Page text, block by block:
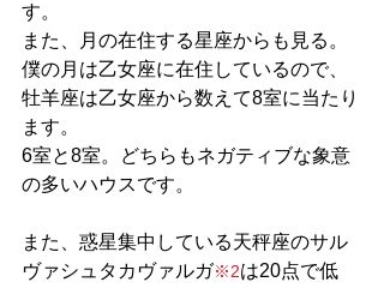
す。
また、月の在住する星座からも見る。
僕の月は乙女座に在住しているので、
牡羊座は乙女座から数えて8室に当たり
ます。
6室と8室。どちらもネガティブな象意
の多いハウスです。
また、惑星集中している天秤座のサル
ヴァシュタカヴァルガ※2は20点で低